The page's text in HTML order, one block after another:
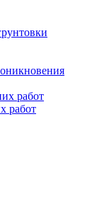
работ
работ